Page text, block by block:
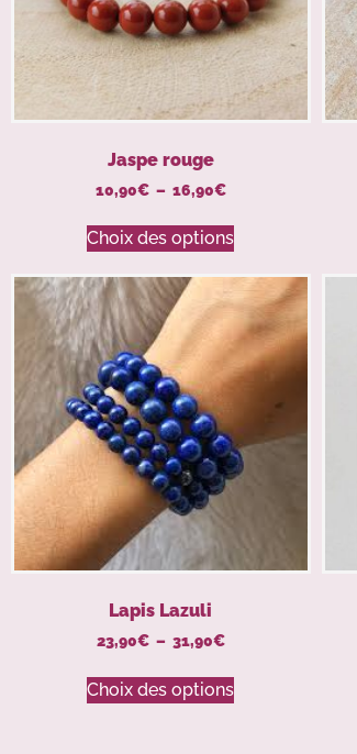
Jaspe rouge
10,90€ – 16,90€
Choix des options
Lapis Lazuli
23,90€ – 31,90€
Choix des options